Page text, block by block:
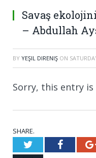
Savaş
– Abdullah
BY YEŞIL DIRENIŞ ON
Sorry, this entry
SHARE.
Twitter